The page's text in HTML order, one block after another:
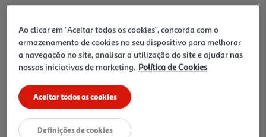
Ir para Homepage
Folhetos
Ao clicar em "Aceitar todos os cookies", concorda com o
armazenamento de cookies no seu dispositivo para melhorar
a navegação no site, analisar a utilização do site e ajudar nas
nossas iniciativas de marketing. Política de Cookies
Aceitar todos os cookies
Definições de cookies